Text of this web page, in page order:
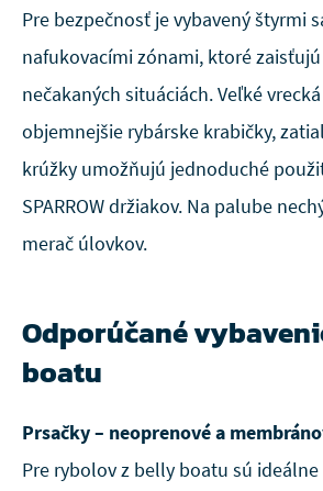
Pre bezpečnosť je vybavený štyrmi
nafukovacími zónami, ktoré
nečakaných situáciách. Veľké
objemnejšie rybárske krabičky,
krúžky umožňujú jednoduché
SPARROW držiakov. Na palube
merač úlovkov.
Odporúčané
boatu
Prsačky – neoprenové a
Pre rybolov z belly boatu sú